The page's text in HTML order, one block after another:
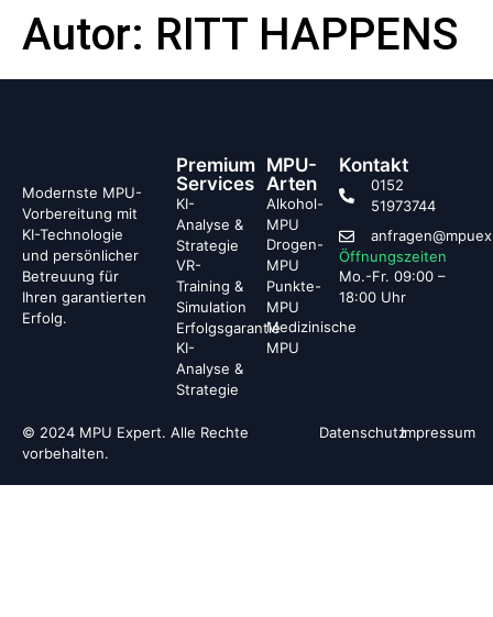
Autor: RITT HAPPENS
Modernste MPU-
Vorbereitung mit
KI-Technologie
und persönlicher
Betreuung für
Ihren garantierten
Erfolg.
Premium
Services
KI-
Analyse &
Strategie
VR-
Training &
Simulation
Erfolgsgarantie
KI-
Analyse &
Strategie
MPU-
Arten
Alkohol-
MPU
Drogen-
MPU
Punkte-
MPU
Medizinische
MPU
Kontakt
0152
51973744
Öffnungszeiten
Mo.-Fr. 09:00 –
18:00 Uhr
© 2024 MPU Expert. Alle Rechte
vorbehalten.
DatenschutzImpressum